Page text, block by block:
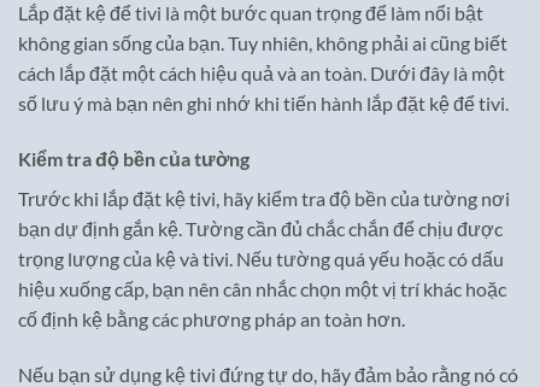
Lắp đặt kệ để tivi là một bước quan trọng để làm nổi bật
không gian sống của bạn. Tuy nhiên, không phải ai cũng biết
cách lắp đặt một cách hiệu quả và an toàn. Dưới đây là một
số lưu ý mà bạn nên ghi nhớ khi tiến hành lắp đặt kệ để tivi.
Kiểm tra độ bền của tường
Trước khi lắp đặt kệ tivi, hãy kiểm tra độ bền của tường nơi
bạn dự định gắn kệ. Tường cần đủ chắc chắn để chịu được
trọng lượng của kệ và tivi. Nếu tường quá yếu hoặc có dấu
hiệu xuống cấp, bạn nên cân nhắc chọn một vị trí khác hoặc
cố định kệ bằng các phương pháp an toàn hơn.
Nếu bạn sử dụng kệ tivi đứng tự do, hãy đảm bảo rằng nó có